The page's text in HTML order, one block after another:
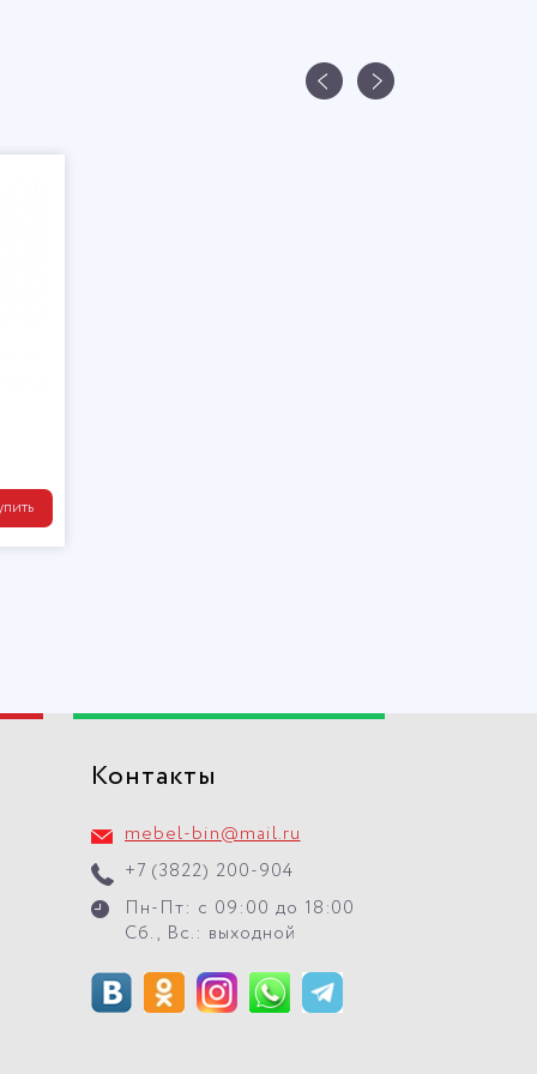
Контакты
mebel-bin@mail.ru
+7 (3822) 200-904
Пн-Пт: с 09:00 до 18:00
Сб., Вс.: выходной